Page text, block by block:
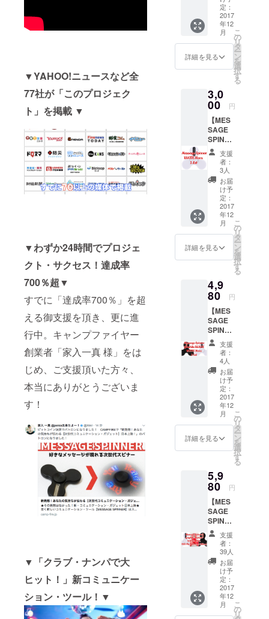
▼YAHOO!ニュースなど全
77社が「このプロジェク
ト」を掲載 ▼
▼わずか24時間でプロジェ
クト・サクセス！達成率
700％超▼
すでに「達成率700％」を超
える御支援を頂き、更に進
行中。キャンプファイヤー
創業者「家入一真 様」をは
じめ、ご支援頂いた方々、
本当にありがとうございま
す！
▼「クラブ・ナンパで大
ヒット！」新コミュニケー
ション・ツール！▼
先端のメー
カーや開発
者の方々と
出会う事が
多いのです
くて働いて
います。と
いうのも、
日本ではど
のメディア
にも掲載さ
れていない
新商品の情
報が毎日、
山のように
届くのでワ
クワクする
んです。こ
品を少量だ
けですが
「おすそ分
け」したい
と思ってい
ます。
●自分たちだ
「モッタイ
ナイ！」
でメーカー
プルを自腹
で購入し持
ち帰って遊
んでいたの
ですが、い
つしか「自
分たちだけ
で楽しむの
は、もった
いない！」
と思い、こ
の楽しさ、
Graphit
BLACK
(グラ
ファイ
ト・ブ
ラック)
▼商品
MESSA
GE
SPINNE
R：本体
1点 ・
ケーブ
ル2本
(データ
転送
用：
microU
SB -
microU
SB/充電
用：
micro
USB -
USB) ・
(QR
コード
から
Online
提供) ・
文字入
力・編
集・登
録アプ
リ(QR
コード
にてダ
ウン
ロード
提供)
定：
2017
年12
月
詳細を見る
こ
の
リ
タ
ー
ン
を
選
択
す
る
3,0
00 円
【MES
SAGE
SPINNE
R：
BASIC
①set】
・
Color：
WHITE
Nova(
ホワイ
トノー
ヴァ) ▼
商品構
成 ・
MESSA
SPINNE
R：本体
1点 ・
ケーブ
ル2本
(データ
転送
用：
microU
SB -
microU
SB/充電
用：
micro
USB -
USB) ・
日本語
から
Online
提供) ・
文字入
力・編
集・登
録アプ
リ(QR
コード
にてダ
ウン
ロード
提供)
支援
者：
3人
お届
け予
定：
2017
年12
月
詳細を見る
こ
の
リ
タ
ー
ン
を
選
択
す
る
4,9
80 円
【MES
SAGE
SPINNE
R：
VALUE
②set】
〜オト
クな２
SET：
リュー
パッ
ク〜
①Color
：
Graphit
BLACK
(グラ
ファイ
ト・ブ
ラック)
②Color
：
WHITE
Nova(
ホワイ
トノー
ヴァ) ▼
商品構
成 ・
MESSA
支援
者：
4人
お届
け予
定：
2017
年12
月
詳細を見る
こ
の
リ
タ
ー
ン
を
選
択
す
る
5,9
80 円
【MES
SAGE
SPINNE
R：
PREMI
UM③se
t】 〜特
別限定
RED
Mica(レ
ッドマ
イカ)が
加わる
支援
者：
39人
お届
け予
定：
2017
年12
月
こ
の
リ